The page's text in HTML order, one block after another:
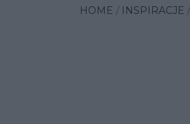
HOME INSPIRACJE